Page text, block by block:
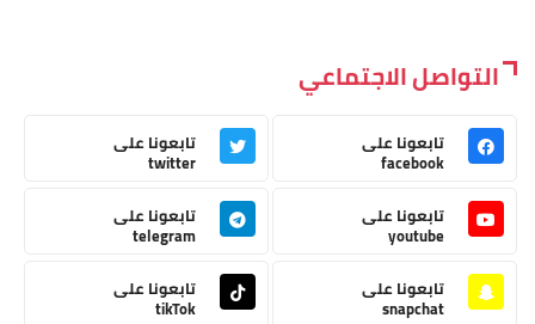
التواصل الاجتماعي
تابعونا على
facebook
تابعونا على
twitter
تابعونا على
youtube
تابعونا على
telegram
تابعونا على
snapchat
تابعونا على
tikTok